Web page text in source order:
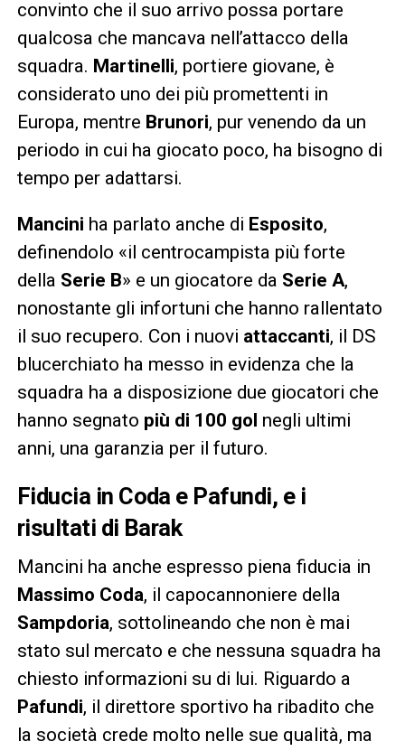
convinto che il suo arrivo possa portare
qualcosa che mancava nell’attacco della
squadra. Martinelli, portiere giovane, è
considerato uno dei più promettenti in
Europa, mentre Brunori, pur venendo da un
periodo in cui ha giocato poco, ha bisogno di
tempo per adattarsi.
Mancini ha parlato anche di Esposito,
definendolo «il centrocampista più forte
della Serie B» e un giocatore da Serie A,
nonostante gli infortuni che hanno rallentato
il suo recupero. Con i nuovi attaccanti, il DS
blucerchiato ha messo in evidenza che la
squadra ha a disposizione due giocatori che
hanno segnato più di 100 gol negli ultimi
anni, una garanzia per il futuro.
Fiducia in Coda e Pafundi, e i
risultati di Barak
Mancini ha anche espresso piena fiducia in
Massimo Coda, il capocannoniere della
Sampdoria, sottolineando che non è mai
stato sul mercato e che nessuna squadra ha
chiesto informazioni su di lui. Riguardo a
Pafundi, il direttore sportivo ha ribadito che
la società crede molto nelle sue qualità, ma